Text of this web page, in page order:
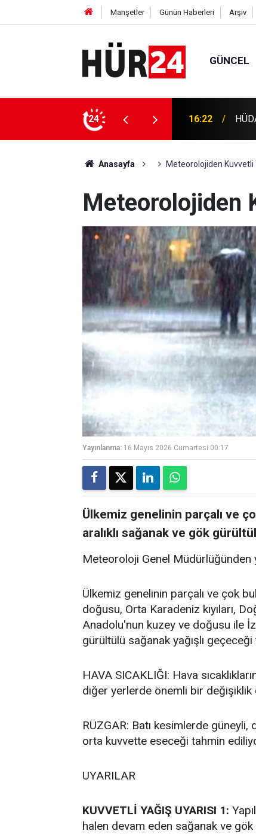
Manşetler Günün Haberleri Arşiv
GÜNCEL
24 16:09
Anasayfa Meteorolojiden Kuvvetli
Meteorolojiden
Yayınlanma: 16 Mayıs 2026 Cumartesi 00:17
Ülkemiz genelinin parçalı ve
aralıklı sağanak ve gök
Meteoroloji Genel Müdürlüğünden
Ülkemiz genelinin parçalı ve çok
doğusu, Orta Karadeniz kıyıları,
Anadolu'nun kuzey ve doğusu ile
gürültülü sağanak yağışlı
HAVA SICAKLIĞI: Hava
diğer yerlerde önemli bir değişiklik
RÜZGAR: Batı kesimlerde
orta kuvvette eseceği tahmin
UYARILAR
KUVVETLİ YAĞIŞ UYARISI 1:
halen devam eden sağanak ve